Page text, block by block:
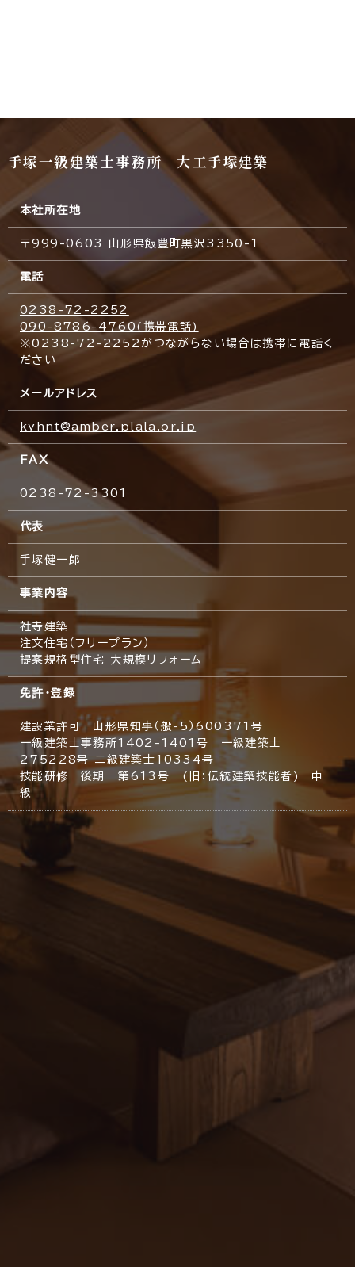
手塚一級建築士事務所 大工手塚建築
本社所在地
〒999-0603 山形県飯豊町黒沢3350-1
電話
0238-72-2252
090-8786-4760(携帯電話)
※0238-72-2252がつながらない場合は携帯に電話く
ださい
メールアドレス
kyhnt@amber.plala.or.jp
FAX
0238-72-3301
代表
手塚健一郎
事業内容
社寺建築
注文住宅（フリープラン）
提案規格型住宅 大規模リフォーム
免許・登録
建設業許可 山形県知事（般-5）600371号
一級建築士事務所1402-1401号 一級建築士
275228号 二級建築士10334号
技能研修 後期 第613号 (旧：伝統建築技能者) 中
級